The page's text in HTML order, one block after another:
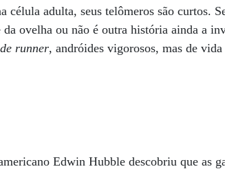
célula adulta, seus telômeros são curtos.
ovelha ou não é outra história ainda a
runner, andróides vigorosos, mas de
Edwin Hubble descobriu que as